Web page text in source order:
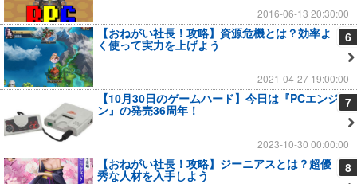
2016-06-13 20:30:00
6
【おねがい社長！攻略】資源危機とは？効率よ
く使って実力を上げよう
2021-04-27 19:00:00
7
【10月30日のゲームハード】今日は『PCエンジ
ン』の発売36周年！
2023-10-30 00:00:00
8
【おねがい社長！攻略】ジーニアスとは？超優
秀な人材を入手しよう